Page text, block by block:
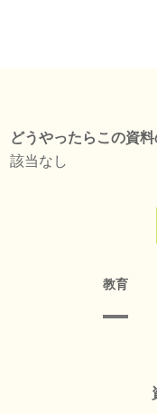
どうやったらこの資
該当なし
教育